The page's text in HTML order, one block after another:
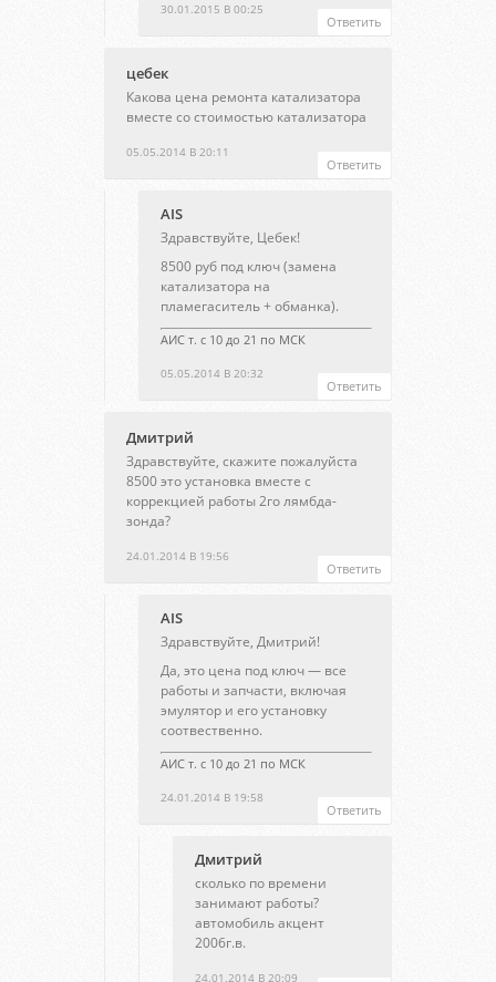
30.01.2015 В 00:25
Ответить
цебек
05.05.2014 В 20:11
Какова цена ремонта катализатора
вместе со стоимостью катализатора
Ответить
AIS
05.05.2014 В 20:32
Здравствуйте, Цебек!
8500 руб под ключ (замена
катализатора на
пламегаситель + обманка).
АИС т. с 10 до 21 по МСК
Ответить
Дмитрий
24.01.2014 В 19:56
Здравствуйте, скажите пожалуйста
8500 это установка вместе с
коррекцией работы 2го лямбда-
зонда?
Ответить
AIS
24.01.2014 В 19:58
Здравствуйте, Дмитрий!
Да, это цена под ключ — все
работы и запчасти, включая
эмулятор и его установку
соотвественно.
АИС т. с 10 до 21 по МСК
Ответить
Дмитрий
24.01.2014 В 20:09
сколько по времени
занимают работы?
автомобиль акцент
2006г.в.